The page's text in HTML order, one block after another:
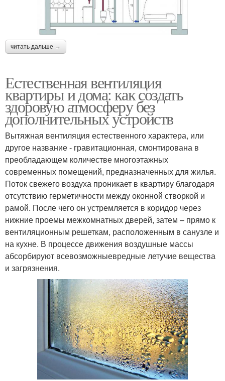
читать дальше →
Естественная вентиляция
квартиры и дома: как создать
здоровую атмосферу без
дополнительных устройств
Вытяжная вентиляция естественного характера, или
другое название - гравитационная, смонтирована в
преобладающем количестве многоэтажных
современных помещений, предназначенных для жилья.
Поток свежего воздуха проникает в квартиру благодаря
отсутствию герметичности между оконной створкой и
рамой. После чего он устремляется в коридор через
нижние проемы межкомнатных дверей, затем – прямо к
вентиляционным решеткам, расположенным в санузле и
на кухне. В процессе движения воздушные массы
абсорбируют всевозможныевредные летучие вещества
и загрязнения.